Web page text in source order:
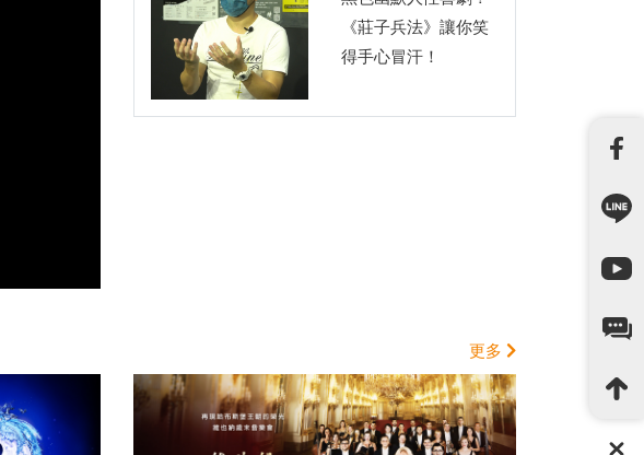
《莊子兵法》讓你笑
得手心冒汗！
更多